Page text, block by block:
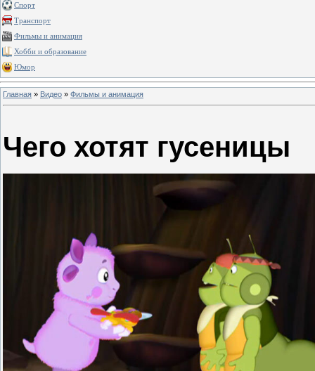
Спорт
Транспорт
Фильмы и анимация
Хобби и образование
Юмор
Главная » Видео » Фильмы и анимация
Чего хотят гусеницы